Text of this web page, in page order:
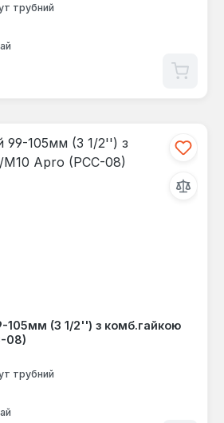
трубний
105мм (3 1/2'') з комб.гайкою
08)
трубний